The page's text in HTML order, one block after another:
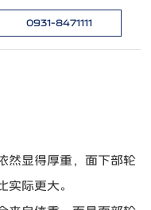
0931-8471111
然显得厚重，面下部轮
实际更大。